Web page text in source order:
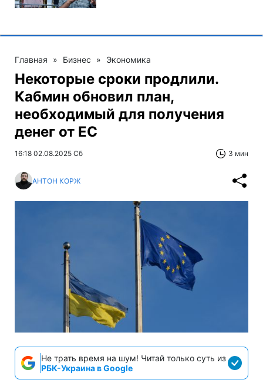
Главная » Бизнес » Экономика
Некоторые сроки продлили.
Кабмин обновил план,
необходимый для получения
денег от ЕС
16:18 02.08.2025 Сб 3 мин
АНТОН КОРЖ
Не трать время на шум! Читай только суть из
РБК-Украина в Google